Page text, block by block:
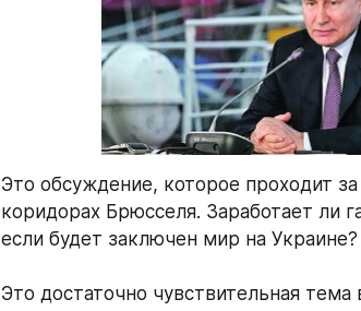
Это обсуждение, которое проходит
коридорах Брюсселя. Заработает ли
если будет заключен мир на Украине?
Это достаточно чувствительная